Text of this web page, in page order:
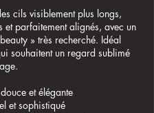
cils visiblement plus longs,
et parfaitement alignés, avec un
» très recherché. Idéal
souhaitent un regard sublimé
et élégante
et sophistiqué